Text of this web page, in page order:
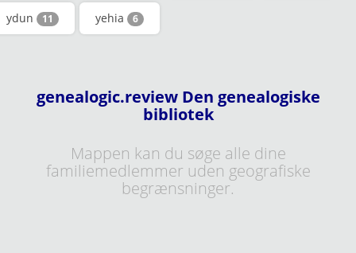
ydun 11 yehia 6
genealogic.review Den genealogiske
bibliotek
Mappen kan du søge alle dine
familiemedlemmer uden geografiske
begrænsninger.